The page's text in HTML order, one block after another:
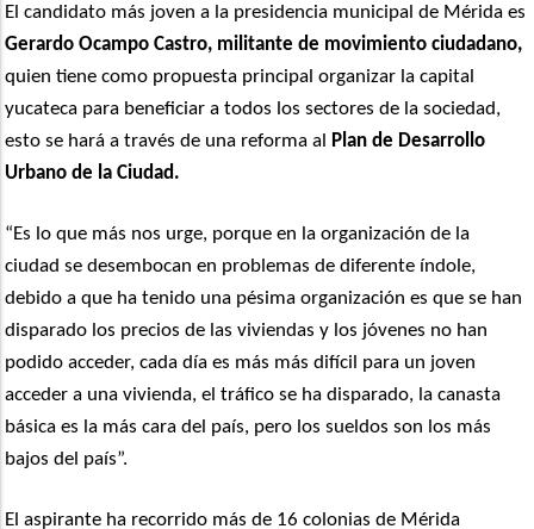
El candidato más joven a la presidencia municipal de Mérida es
Gerardo Ocampo Castro, militante de movimiento ciudadano,
quien tiene como propuesta principal organizar la capital
yucateca para beneficiar a todos los sectores de la sociedad,
esto se hará a través de una reforma al
Plan de Desarrollo
Urbano de la Ciudad.
“Es lo que más nos urge, porque en la organización de la
ciudad se desembocan en problemas de diferente índole,
debido a que ha tenido una pésima organización es que se han
disparado los precios de las viviendas y los jóvenes no han
podido acceder, cada día es más más difícil para un joven
acceder a una vivienda, el tráfico se ha disparado, la canasta
básica es la más cara del país, pero los sueldos son los más
bajos del país”.
El aspirante ha recorrido más de 16 colonias de Mérida